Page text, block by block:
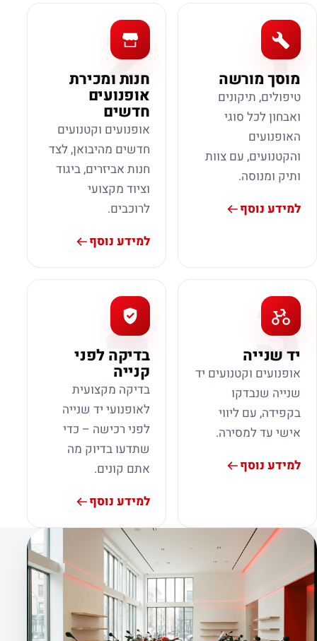
1
מוסך מורשה
טיפולים, תיקונים
ואבחון לכל סוגי
האופנועים
והקטנועים, עם צוות
ותיק ומנוסה.
למידע נוסף
2
חנות ומכירת
אופנועים
חדשים
אופנועים וקטנועים
חדשים מהיבואן, לצד
חנות אביזרים, ביגוד
וציוד מקצועי
לרוכבים.
למידע נוסף
3
יד שנייה
אופנועים וקטנועים יד
שנייה שנבדקו
בקפידה, עם ליווי
אישי עד למסירה.
למידע נוסף
4
בדיקה לפני
קנייה
בדיקה מקצועית
לאופנועי יד שנייה
לפני רכישה – כדי
שתדעו בדיוק מה
אתם קונים.
למידע נוסף